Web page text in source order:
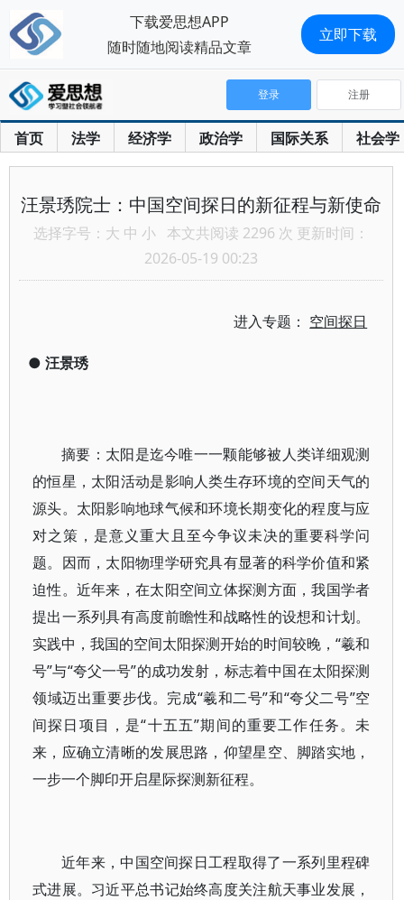
首页 法学 经济学 政治学 国际关系 社会学
登录 注册
汪景琇院士：中国空间探日的新征程与新使命
选择字号： 大 中 小 本文共阅读 2296 次 更新时间：
2026-05-19 00:23
进入专题： 空间探日
● 汪景琇
摘要：太阳是迄今唯一一颗能够被人类详细观测
的恒星，太阳活动是影响人类生存环境的空间天气的
源头。太阳影响地球气候和环境长期变化的程度与应
对之策，是意义重大且至今争议未决的重要科学问
题。因而，太阳物理学研究具有显著的科学价值和紧
迫性。近年来，在太阳空间立体探测方面，我国学者
提出一系列具有高度前瞻性和战略性的设想和计划。
实践中，我国的空间太阳探测开始的时间较晚，“羲和
号”与“夸父一号”的成功发射，标志着中国在太阳探测
领域迈出重要步伐。完成“羲和二号”和“夸父二号”空
间探日项目，是“十五五”期间的重要工作任务。未
来，应确立清晰的发展思路，仰望星空、脚踏实地，
一步一个脚印开启星际探测新征程。
近年来，中国空间探日工程取得了一系列里程碑
式进展。习近平总书记始终高度关注航天事业发展，
下载爱思想APP
随时随地阅读精品文章
立即下载